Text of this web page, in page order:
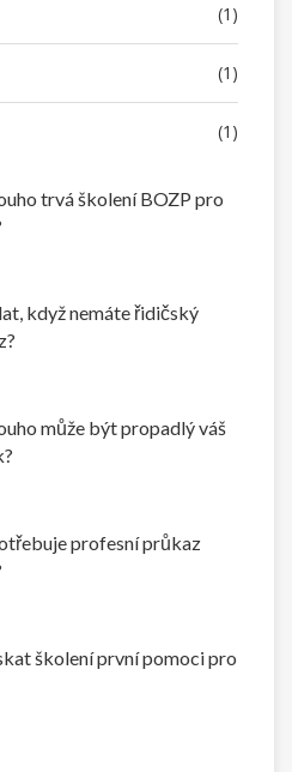
(1)
(1)
(1)
trvá školení BOZP pro
když nemáte řidičský
může být propadlý váš
profesní průkaz
školení první pomoci pro